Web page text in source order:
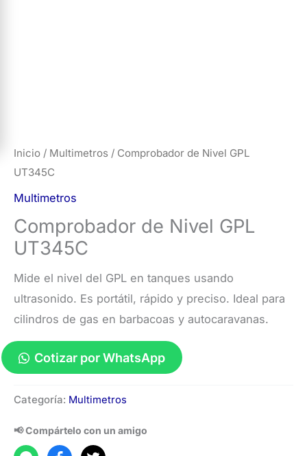
Inicio / Multimetros / Comprobador de Nivel GPL
UT345C
Multimetros
Comprobador de Nivel GPL
UT345C
Mide el nivel del GPL en tanques usando
ultrasonido. Es portátil, rápido y preciso. Ideal para
cilindros de gas en barbacoas y autocaravanas.
Cotizar por WhatsApp
de
Nivel
GPL
Categoría: Multimetros
📢 Compártelo con un amigo